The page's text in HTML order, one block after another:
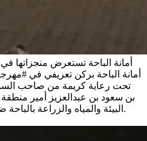
أمانة الباحة تستعرض منجزاتها
تحت رعاية كريمة من صاحب
بن سعود بن عبدالعزيز أمير منطقة
البيئة والمياه والزراعة بالباحة ضمن فعاليات صيف الباحة 2026.